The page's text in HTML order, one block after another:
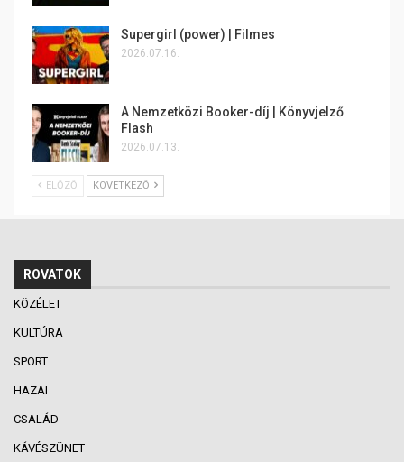
Supergirl (power) | Filmes
2026.07.16.
A Nemzetközi Booker-díj | Könyvjelző
Flash
2026.07.13.
ELŐZŐ KÖVETKEZŐ
ROVATOK
KÖZÉLET
KULTÚRA
SPORT
HAZAI
CSALÁD
KÁVÉSZÜNET